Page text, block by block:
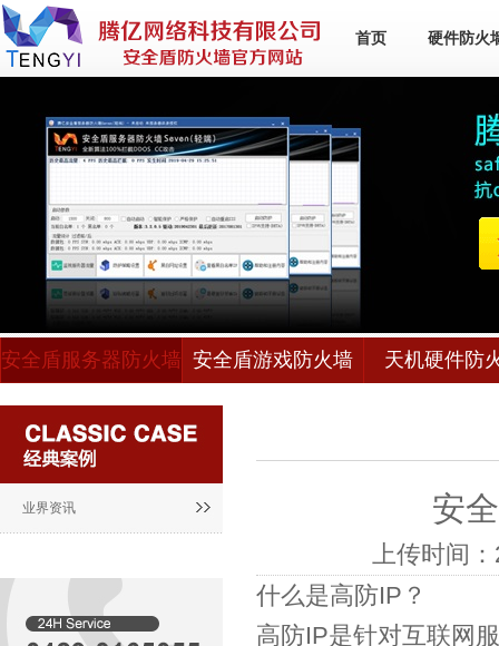
首页 硬件防火
安全盾服务器防火墙 安全盾游戏防火墙 天机硬件防
业界资讯 安
上传时间
什么是高防IP？
高防IP是针对互联网